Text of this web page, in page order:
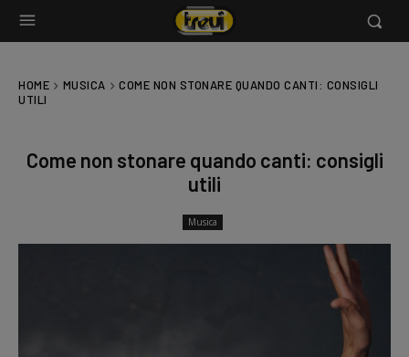
HOME MUSICA
COME NON STONARE QUANDO CANTI: CONSIGLI
UTILI
Come non stonare quando canti: consigli
utili
Musica